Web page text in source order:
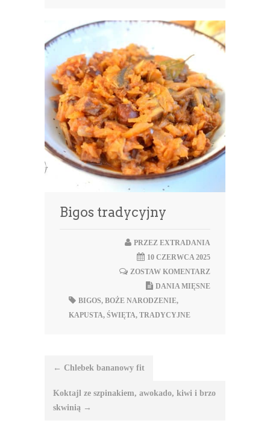
Bigos tradycyjny
PRZEZ EXTRADANIA
10 CZERWCA 2025
ZOSTAW KOMENTARZ
DANIA MIĘSNE
BIGOS, BOŻE NARODZENIE,
KAPUSTA, ŚWIĘTA, TRADYCYJNE
Nawigacja
← Chlebek bananowy fit
Koktajl ze szpinakiem, awokado, kiwi i brzo
skwinią →